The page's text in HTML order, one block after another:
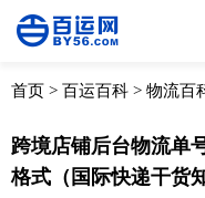
全部 物流
取消
首页 > 百运百科 > 物流百
跨境店铺后台物流单
格式（国际快递干货